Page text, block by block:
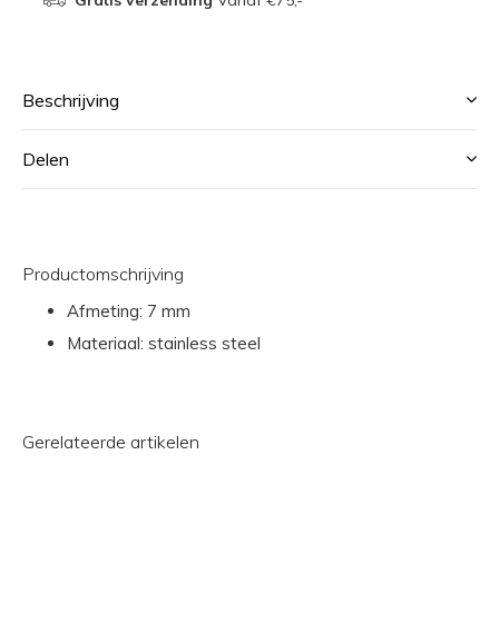
Beschrijving
Delen
Productomschrijving
Afmeting: 7 mm
Materiaal: stainless steel
Gerelateerde artikelen